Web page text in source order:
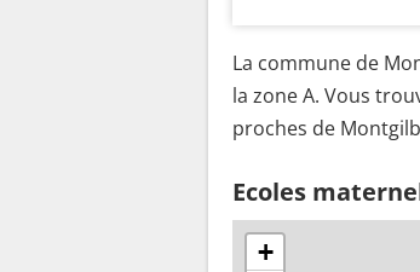
La commune de
la zone A. Vous
proches de
Ecoles
+